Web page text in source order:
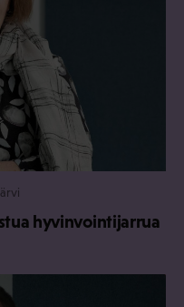
hyvinvointijarrua